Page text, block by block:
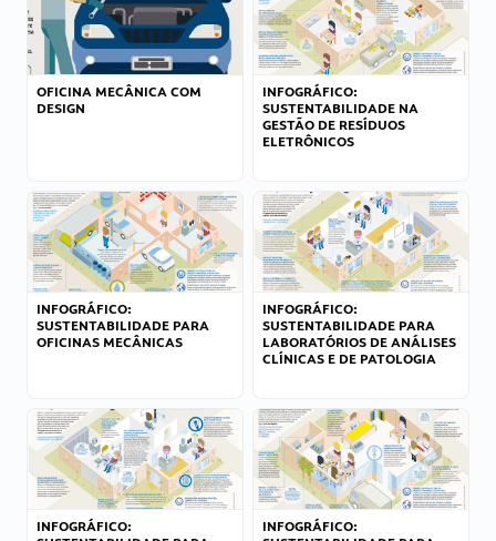
OFICINA MECÂNICA COM
DESIGN
INFOGRÁFICO:
SUSTENTABILIDADE NA
GESTÃO DE RESÍDUOS
ELETRÔNICOS
INFOGRÁFICO:
SUSTENTABILIDADE PARA
OFICINAS MECÂNICAS
INFOGRÁFICO:
SUSTENTABILIDADE PARA
LABORATÓRIOS DE ANÁLISES
CLÍNICAS E DE PATOLOGIA
INFOGRÁFICO:
INFOGRÁFICO: